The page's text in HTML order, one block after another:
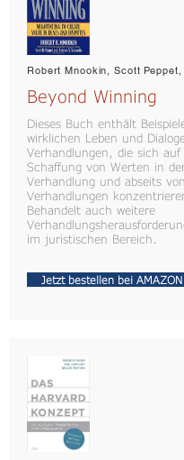
Robert Mnookin, Scott Peppet,
Beyond Winning
Dieses Buch enthält
wirklichen Leben und
Verhandlungen, die sich auf
Schaffung von Werten in
Verhandlung und abseits von
Verhandlungen
Behandelt auch weitere
im juristischen Bereich.
Jetzt bestellen bei AMAZON